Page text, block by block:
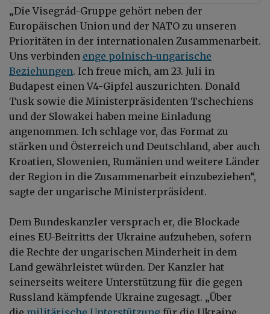
„Die Visegrád-Gruppe gehört neben der
Europäischen Union und der NATO zu unseren
Prioritäten in der internationalen Zusammenarbeit.
Uns verbinden enge polnisch-ungarische
Beziehungen. Ich freue mich, am 23. Juli in
Budapest einen V4-Gipfel auszurichten. Donald
Tusk sowie die Ministerpräsidenten Tschechiens
und der Slowakei haben meine Einladung
angenommen. Ich schlage vor, das Format zu
stärken und Österreich und Deutschland, aber auch
Kroatien, Slowenien, Rumänien und weitere Länder
der Region in die Zusammenarbeit einzubeziehen“,
sagte der ungarische Ministerpräsident.
Dem Bundeskanzler versprach er, die Blockade
eines EU-Beitritts der Ukraine aufzuheben, sofern
die Rechte der ungarischen Minderheit in dem
Land gewährleistet würden. Der Kanzler hat
seinerseits weitere Unterstützung für die gegen
Russland kämpfende Ukraine zugesagt. „Über